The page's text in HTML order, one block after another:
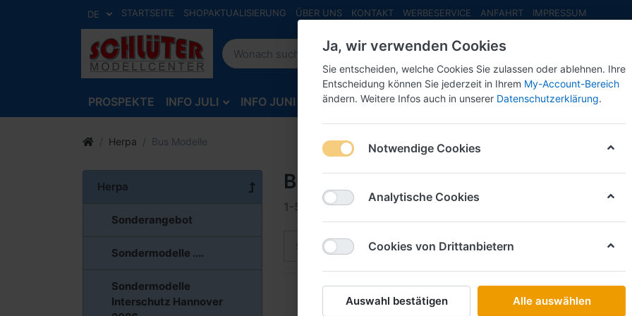
DE STARTSEITE SHOPAKTUALISIERUNG ÜBER UNS KONTAKT WERBESERVICE ANFAHRT IMPRESSUM
PROSPEKTE INFO JULI INFO JUNI INFO MAI NEU EINGETROFFEN NEUHEITEN
Herpa Bus Modelle
Herpa
Sonderangebot
Sondermodelle ....
Sondermodelle
Interschutz Hannover
Bus Modelle
1-5 von5
Sortiere nach Name: A bis Z
HERPA
Ja, wir verwenden Cookies
Sie entscheiden, welche Cookies Sie zulassen oder ablehnen. Ihre
Entscheidung können Sie jederzeit in Ihrem My-Account-Bereich
ändern. Weitere Infos auch in unserer Datenschutzerklärung.
Notwendige Cookies
Analytische Cookies
Cookies von Drittanbietern
Auswahl bestätigen Alle auswählen